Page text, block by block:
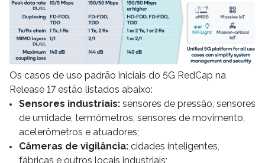
Os casos de uso padrão iniciais do 5G RedCap na
Release 17 estão listados abaixo:
Sensores industriais: sensores de pressão, sensores
de umidade, termômetros, sensores de movimento,
acelerômetros e atuadores;
Câmeras de vigilância: cidades inteligentes,
fábricas e outros locais industriais;